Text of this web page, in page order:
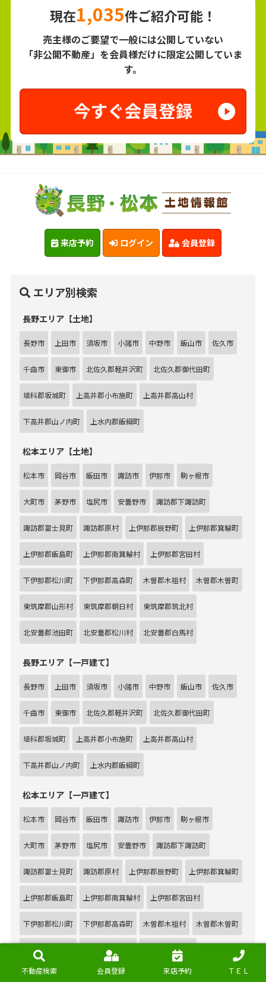
不動産検索 会員登録 来店予約 ＴＥＬ
現在1,035件ご紹介可能！
売主様のご要望で一般には公開していない
「非公開不動産」を会員様だけに限定公開していま
す。
来店予約 ログイン 会員登録
エリア別検索
長野エリア【土地】
長野市 上田市 須坂市 小諸市 中野市 飯山市 佐久市
千曲市 東御市 北佐久郡軽井沢町 北佐久郡御代田町
埴科郡坂城町 上高井郡小布施町 上高井郡高山村
下高井郡山ノ内町 上水内郡飯綱町
松本エリア【土地】
松本市 岡谷市 飯田市 諏訪市 伊那市 駒ヶ根市
大町市 茅野市 塩尻市 安曇野市 諏訪郡下諏訪町
諏訪郡富士見町 諏訪郡原村 上伊那郡辰野町 上伊那郡箕輪町
上伊那郡飯島町 上伊那郡南箕輪村 上伊那郡宮田村
下伊那郡松川町 下伊那郡高森町 木曽郡木祖村 木曽郡木曽町
東筑摩郡山形村 東筑摩郡朝日村 東筑摩郡筑北村
北安曇郡池田町 北安曇郡松川村 北安曇郡白馬村
長野エリア【一戸建て】
長野市 上田市 須坂市 小諸市 中野市 飯山市 佐久市
千曲市 東御市 北佐久郡軽井沢町 北佐久郡御代田町
埴科郡坂城町 上高井郡小布施町 上高井郡高山村
下高井郡山ノ内町 上水内郡飯綱町
松本エリア【一戸建て】
松本市 岡谷市 飯田市 諏訪市 伊那市 駒ヶ根市
大町市 茅野市 塩尻市 安曇野市 諏訪郡下諏訪町
諏訪郡富士見町 諏訪郡原村 上伊那郡辰野町 上伊那郡箕輪町
上伊那郡飯島町 上伊那郡南箕輪村 上伊那郡宮田村
下伊那郡松川町 下伊那郡高森町 木曽郡木祖村 木曽郡木曽町
東筑摩郡山形村 東筑摩郡朝日村 東筑摩郡筑北村
北安曇郡池田町 北安曇郡松川村 北安曇郡白馬村